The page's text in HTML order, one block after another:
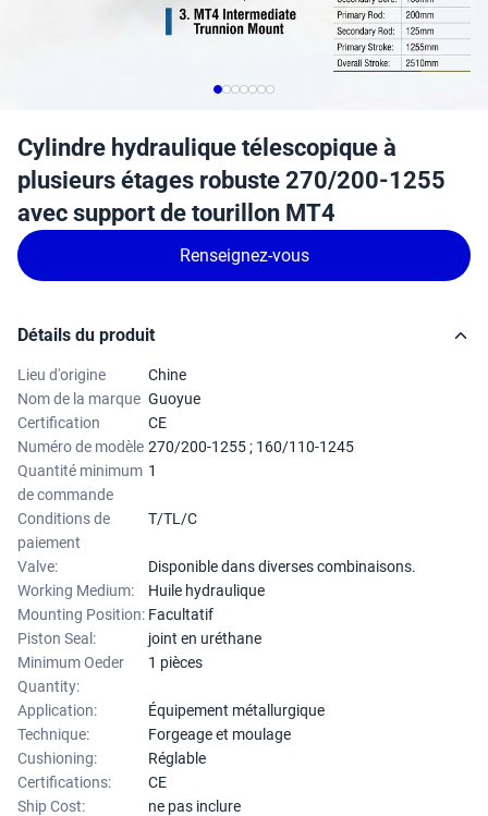
Cylindre hydraulique télescopique à
plusieurs étages robuste 270/200-1255
avec support de tourillon MT4
Renseignez-vous
Détails du produit
Lieu d'origine
Chine
Nom de la marque Guoyue
Certification
CE
Numéro de modèle 270/200-1255 ; 160/110-1245
Quantité minimum
de commande
1
Conditions de
paiement
T/TL/C
Valve:
Disponible dans diverses combinaisons.
Working Medium:
Huile hydraulique
Mounting Position: Facultatif
Piston Seal:
joint en uréthane
Minimum Oeder
Quantity:
1 pièces
Application:
Équipement métallurgique
Technique:
Forgeage et moulage
Cushioning:
Réglable
Certifications:
CE
Ship Cost:
ne pas inclure